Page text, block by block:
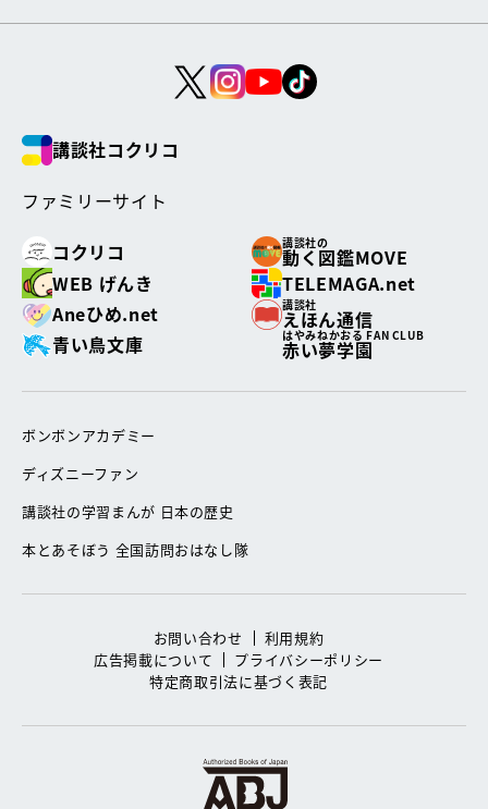
講談社コクリコ
ファミリーサイト
コクリコ
講談社の
動く図鑑MOVE
WEB げんき
TELEMAGA.net
Aneひめ.net
講談社
えほん通信
青い鳥文庫
はやみねかおる FAN CLUB
赤い夢学園
ボンボンアカデミー
ディズニーファン
講談社の学習まんが 日本の歴史
本とあそぼう 全国訪問おはなし隊
お問い合わせ
利用規約
広告掲載について
プライバシーポリシー
特定商取引法に基づく表記